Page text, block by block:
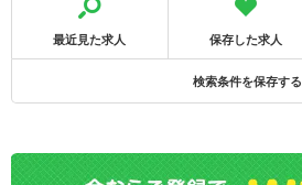
最近見た求人 保存した求人
検索条件を保存する